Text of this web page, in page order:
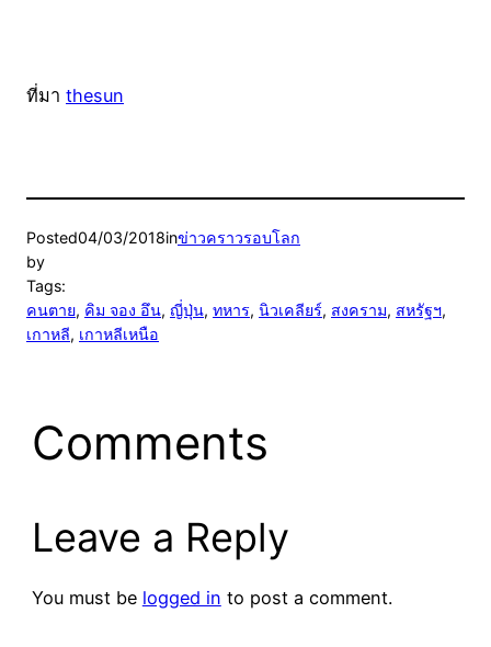
ที่มา thesun
Posted04/03/2018inข่าวคราวรอบโลก
by
Tags:
คนตาย, คิม จอง อึน, ญี่ปุ่น, ทหาร, นิวเคลียร์, สงคราม, สหรัฐฯ
เกาหลี, เกาหลีเหนือ
Comments
Leave a Reply
You must be logged in to post a comment.